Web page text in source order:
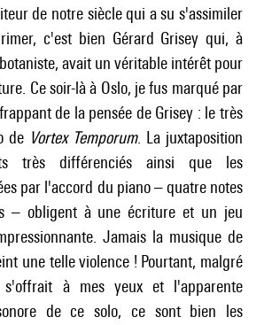
de notre siècle qui a su s'assimiler
c'est bien Gérard Grisey qui, à
avait un véritable intérêt pour
Ce soir-là à Oslo, je fus marqué par
de la pensée de Grisey : le très
de Vortex Temporum. La juxtaposition
très différenciés ainsi que les
par l'accord du piano – quatre notes
– obligent à une écriture et un jeu
Jamais la musique de
une telle violence ! Pourtant, malgré
à mes yeux et l'apparente
de ce solo, ce sont bien les